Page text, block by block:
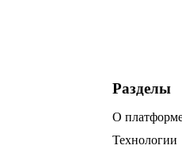
Разделы
О
Технологии